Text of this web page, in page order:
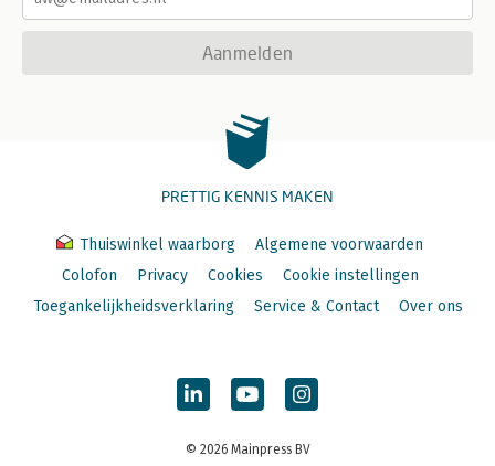
Aanmelden
PRETTIG KENNIS MAKEN
Thuiswinkel waarborg
Algemene voorwaarden
Colofon
Privacy Cookies
Cookie instellingen
Toegankelijkheidsverklaring
Service & Contact Over ons
© 2026 Mainpress BV